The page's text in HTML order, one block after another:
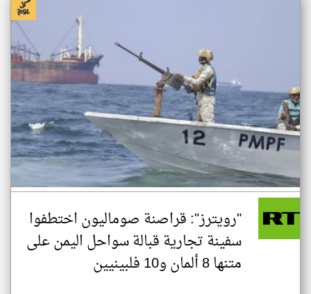
"رويترز": قراصنة صوماليون اختطفوا
سفينة تجارية قبالة سواحل اليمن على
متنها 8 ألمان و10 فلبينيين